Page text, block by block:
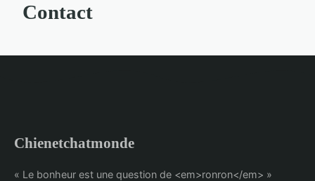
Contact
Chienetchatmonde
« Le bonheur est une question de <em>ronron</em> »